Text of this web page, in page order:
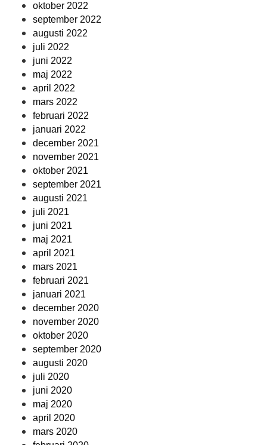
oktober 2022
september 2022
augusti 2022
juli 2022
juni 2022
maj 2022
april 2022
mars 2022
februari 2022
januari 2022
december 2021
november 2021
oktober 2021
september 2021
augusti 2021
juli 2021
juni 2021
maj 2021
april 2021
mars 2021
februari 2021
januari 2021
december 2020
november 2020
oktober 2020
september 2020
augusti 2020
juli 2020
juni 2020
maj 2020
april 2020
mars 2020